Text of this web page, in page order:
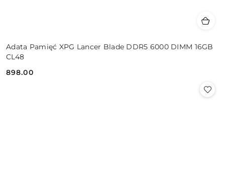
Adata Pamięć XPG Lancer Blade DDR5 6000 DIMM 16GB
CL48
Cena:
898.00